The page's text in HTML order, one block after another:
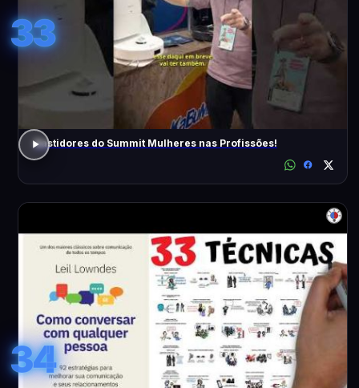
33
Bastidores do Summit Mulheres nas Profissões!
34